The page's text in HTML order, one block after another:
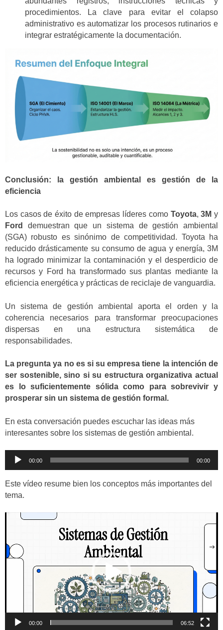
procedimientos. La clave para evitar el colapso
administrativo es automatizar los procesos rutinarios e
integrar estratégicamente la documentación.
Conclusión: la gestión ambiental es gestión de la
eficiencia
Los casos de éxito de empresas líderes como Toyota,3M y
Ford
demuestran que un sistema de gestión ambiental
(SGA) robusto es sinónimo de competitividad. Toyota ha
reducido drásticamente su consumo de agua y energía, 3M
ha logrado minimizar la contaminación y el desperdicio de
recursos y Ford ha transformado sus plantas mediante la
eficiencia energética y prácticas de reciclaje de vanguardia.
Un sistema de gestión ambiental aporta el orden y la
coherencia necesarios para transformar preocupaciones
dispersas en una estructura sistemática de
responsabilidades.
La pregunta ya no es si su empresa tiene la intención de
ser sostenible, sino si su estructura organizativa actual
es lo suficientemente sólida como para sobrevivir y
prosperar sin un sistema de gestión formal.
En esta conversación puedes escuchar las ideas más
interesantes sobre los sistemas de gestión ambiental.
Reproductor
00:00 00:00
Este vídeo resume bien los conceptos más importantes del
tema.
Reproductor
00:00 06:52